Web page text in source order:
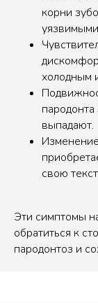
корни
холодным
выпадают.
свою
Эти симптомы
обратиться к
пародонтоз и